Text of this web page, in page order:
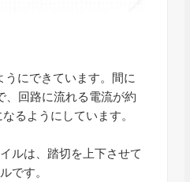
うにできています。間に
、回路に流れる電流が約
るようにしています。
ルは、踏切を上下させて
です。